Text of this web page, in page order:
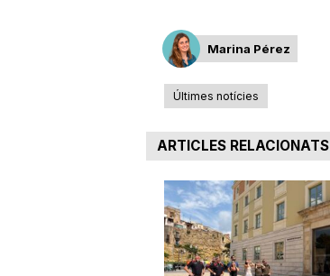
n
Marina Pérez
Últimes notícies
ARTICLES RELACIONATS